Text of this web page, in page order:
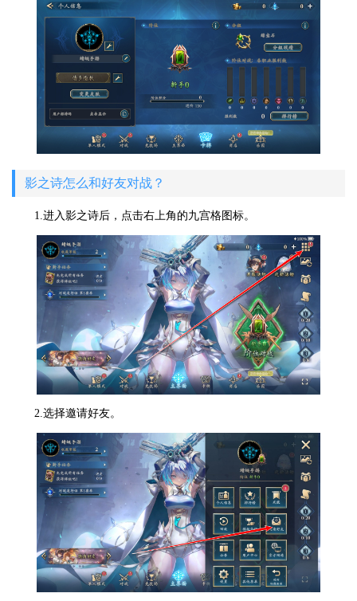
影之诗怎么和好友对战？
1.进入影之诗后，点击右上角的九宫格图标。
2.选择邀请好友。